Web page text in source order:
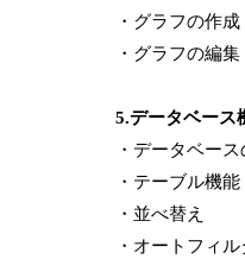
・グラフの作
・グラフの編集
5.データベース
・データベー
・テーブル機能
・並べ替え
・オートフィル